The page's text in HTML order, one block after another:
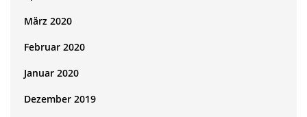
März 2020
Februar 2020
Januar 2020
Dezember 2019